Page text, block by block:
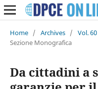
Home / Archives / Vol.
Sezione Monografica
Da cittadini a